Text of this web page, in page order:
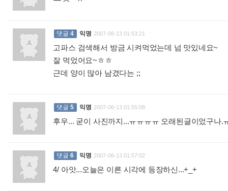
댓글 4 익명 2007-06-13 01:53:21
고파스 검색해서 방금 시켜먹었는데 넘 맛있네요~
잘 먹었어요~ㅎㅎ
근데 양이 많아 남겼다는 ;;
댓글 5 익명 2007-06-13 01:55:08
후우... 굳이 사진까지...ㅠㅠㅠㅠ 오래된글이었구나.
댓글 6 익명 2007-06-13 01:57:02
4/ 아앗...오늘은 이른 시각에 등장하신...+_+